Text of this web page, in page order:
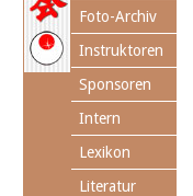
Foto-Archiv
Instruktoren
Sponsoren
Intern
Lexikon
Literatur